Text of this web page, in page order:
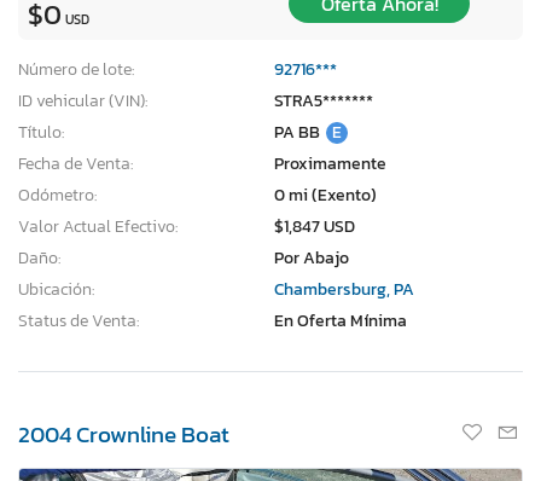
$0 USD
Número de lote:
92716***
ID vehicular (VIN):
STRA5*******
Título:
PA BB E
Fecha de Venta:
Proximamente
Odómetro:
0 mi (Exento)
Valor Actual Efectivo:
$1,847 USD
Daño:
Por Abajo
Ubicación:
Chambersburg, PA
Status de Venta:
En Oferta Mínima
2004 Crownline Boat